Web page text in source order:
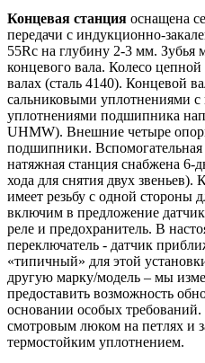
Концевая станция оснащена
передачи с индукционно-
55Rc на глубину 2-3 мм. Зубья
концевого вала. Колесо
валах (сталь 4140). Концевой
сальниковыми уплотнениями с
уплотнениями подшипника
UHMW). Внешние четыре
подшипники.
натяжная станция снабжена
хода для снятия двух звеньев).
имеет резьбу с одной стороны
включим в предложение
реле и предохранитель. В
переключатель - датчик
«типичный» для этой
другую марку/модель – мы
предоставить возможность
основании особых
смотровым люком на петлях и
термостойким уплотнением.